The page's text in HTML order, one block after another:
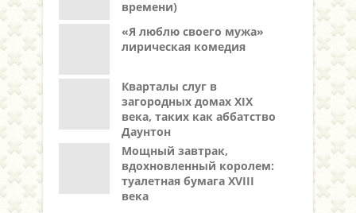
времени)
«Я люблю своего мужа»
лирическая комедия
Кварталы слуг в
загородных домах XIX
века, таких как аббатство
Даунтон
Мощный завтрак,
вдохновленный королем:
туалетная бумага XVIII
века